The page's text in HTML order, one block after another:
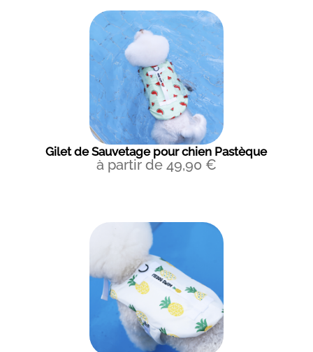
Gilet de Sauvetage pour chien Pastèque
à partir de 49,90 €